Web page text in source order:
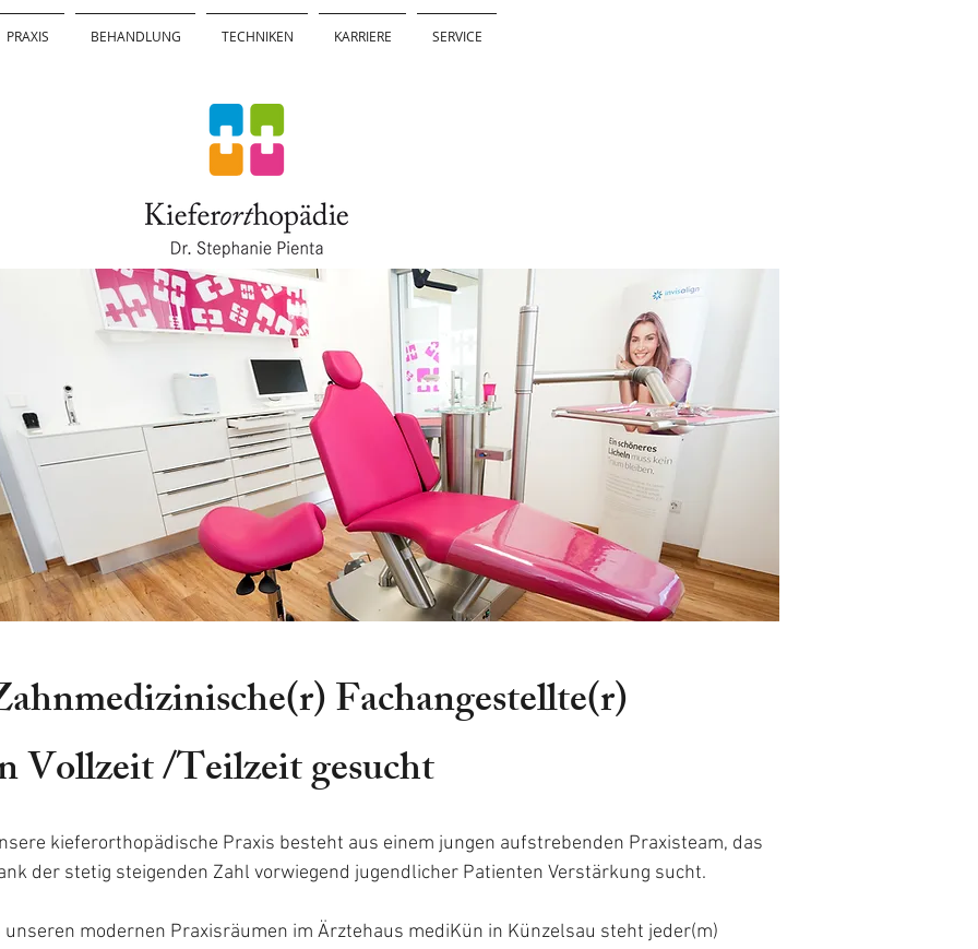
PRAXIS BEHANDLUNG TECHNIKEN KARRIERE SERVICE
Fachangestellte(r)
Vollzeit /Teilzeit gesucht
kieferorthopädische Praxis besteht aus einem jungen aufstrebenden Praxisteam, das
der stetig steigenden Zahl vorwiegend jugendlicher Patienten Verstärkung sucht.
unseren modernen Praxisräumen im Ärztehaus mediKün in Künzelsau steht jeder(m)